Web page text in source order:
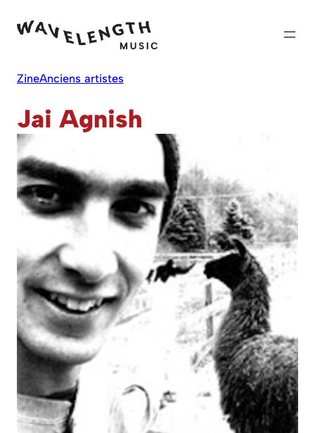
ZineAnciens artistes
Jai Agnish